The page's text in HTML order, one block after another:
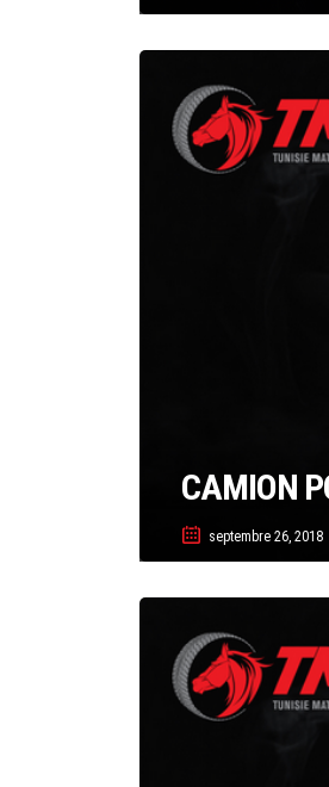
CAMION
septembre 26, 2018